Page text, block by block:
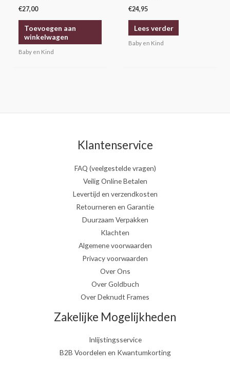
€27,00
Toevoegen aan
winkelwagen
Baby en Kind
€24,95
Lees verder
Baby en Kind
Klantenservice
FAQ (veelgestelde vragen)
Veilig Online Betalen
Levertijd en verzendkosten
Retourneren en Garantie
Duurzaam Verpakken
Klachten
Algemene voorwaarden
Privacy voorwaarden
Over Ons
Over Goldbuch
Over Deknudt Frames
Zakelijke Mogelijkheden
Inlijstingsservice
B2B Voordelen en Kwantumkorting